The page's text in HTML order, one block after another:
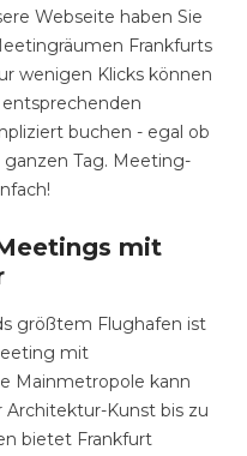
Webseite haben Sie
Frankfurts
wenigen Klicks können
buchen - egal ob
Tag. Meeting-
mit
größtem Flughafen ist
mit
Mainmetropole kann
Kunst bis zu
bietet Frankfurt